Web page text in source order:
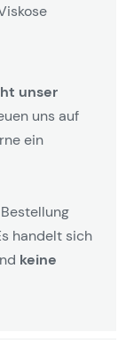
unser
uns auf
ein
handelt sich
keine